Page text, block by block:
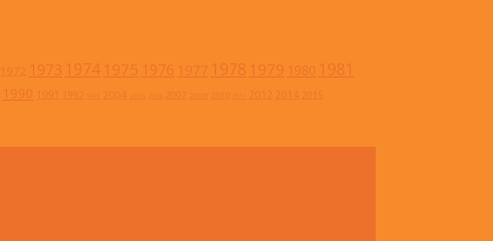
1972 1973 1974 1975 1976 1977 1978 1979 1980 1981
1990 1991 1992 1993 2004 2005 2006 2007 2009 2010 2011 2012 2014 2015